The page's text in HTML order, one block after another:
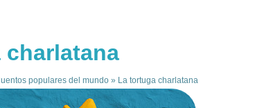
populares del mundo » La tortuga charlatana